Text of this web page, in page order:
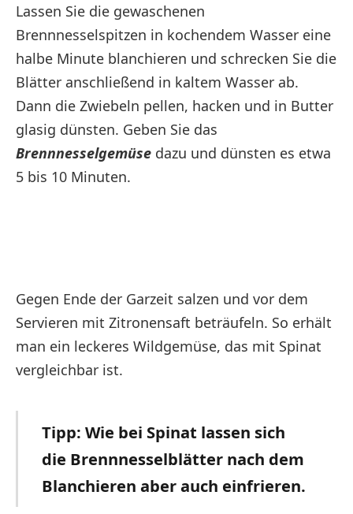
Lassen Sie die gewaschenen
Brennnesselspitzen in kochendem Wasser eine
halbe Minute blanchieren und schrecken Sie die
Blätter anschließend in kaltem Wasser ab.
Dann die Zwiebeln pellen, hacken und in Butter
glasig dünsten. Geben Sie das
Brennnesselgemüse dazu und dünsten es etwa
5 bis 10 Minuten.
Gegen Ende der Garzeit salzen und vor dem
Servieren mit Zitronensaft beträufeln. So erhält
man ein leckeres Wildgemüse, das mit Spinat
vergleichbar ist.
Tipp: Wie bei Spinat lassen sich
die Brennnesselblätter nach dem
Blanchieren aber auch einfrieren.